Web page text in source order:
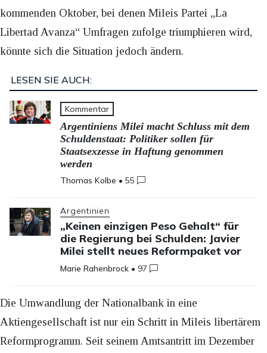
kommenden Oktober, bei denen Mileis Partei „La
Libertad Avanza“ Umfragen zufolge triumphieren wird,
könnte sich die Situation jedoch ändern.
LESEN SIE AUCH:
Kommentar
Argentiniens Milei macht Schluss mit dem
Schuldenstaat: Politiker sollen für
Staatsexzesse in Haftung genommen
werden
Thomas Kolbe •55
Argentinien
„Keinen einzigen Peso Gehalt“ für
die Regierung bei Schulden: Javier
Milei stellt neues Reformpaket vor
Marie Rahenbrock • 97
Die Umwandlung der Nationalbank in eine
Aktiengesellschaft ist nur ein Schritt in Mileis libertärem
Reformprogramm. Seit seinem Amtsantritt im Dezember